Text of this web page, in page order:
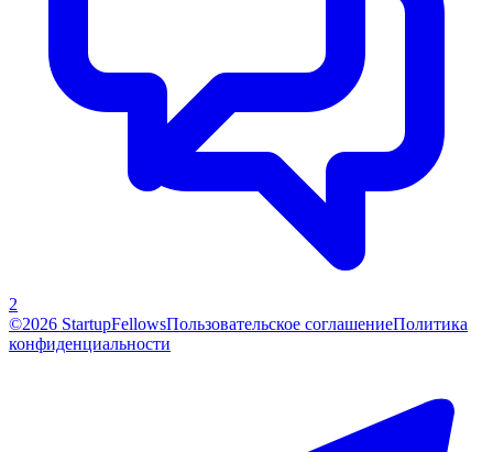
2
©2026 StartupFellowsПользовательское соглашениеПолитика
конфиденциальности